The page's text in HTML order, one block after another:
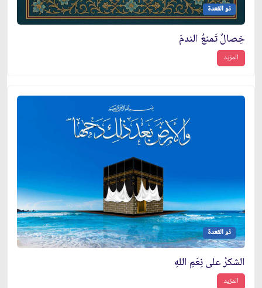
ذو القعدة
خِصالٌ تَمنعُ الندمَ
المزيد
ذو القعدة
الشكرُ على نِعَمِ اللهِ
المزيد